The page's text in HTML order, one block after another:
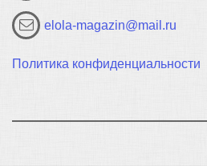
elola-magazin@mail.ru
Политика конфиденциальности